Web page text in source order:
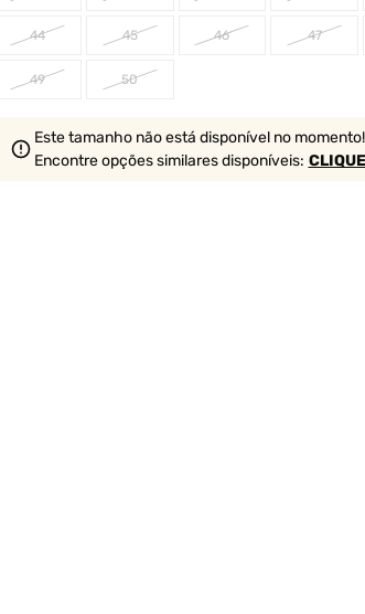
44 45 46 47
49 50
Este tamanho não está disponível no momento!
Encontre opções similaresdisponíveis: